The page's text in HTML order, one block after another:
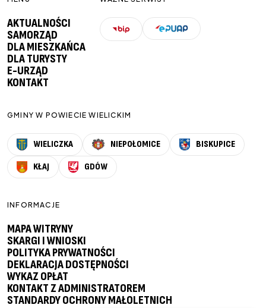
AKTUALNOŚCI
SAMORZĄD
DLA MIESZKAŃCA
DLA TURYSTY
E-URZĄD
KONTAKT
GMINY W POWIECIE WIELICKIM
WIELICZKA NIEPOŁOMICE
BISKUPICE
KŁAJ
GDÓW
INFORMACJE
MAPA WITRYNY
SKARGI I WNIOSKI
POLITYKA PRYWATNOŚCI
DEKLARACJA DOSTĘPNOŚCI
WYKAZ OPŁAT
KONTAKT Z ADMINISTRATOREM
STANDARDY OCHRONY MAŁOLETNICH